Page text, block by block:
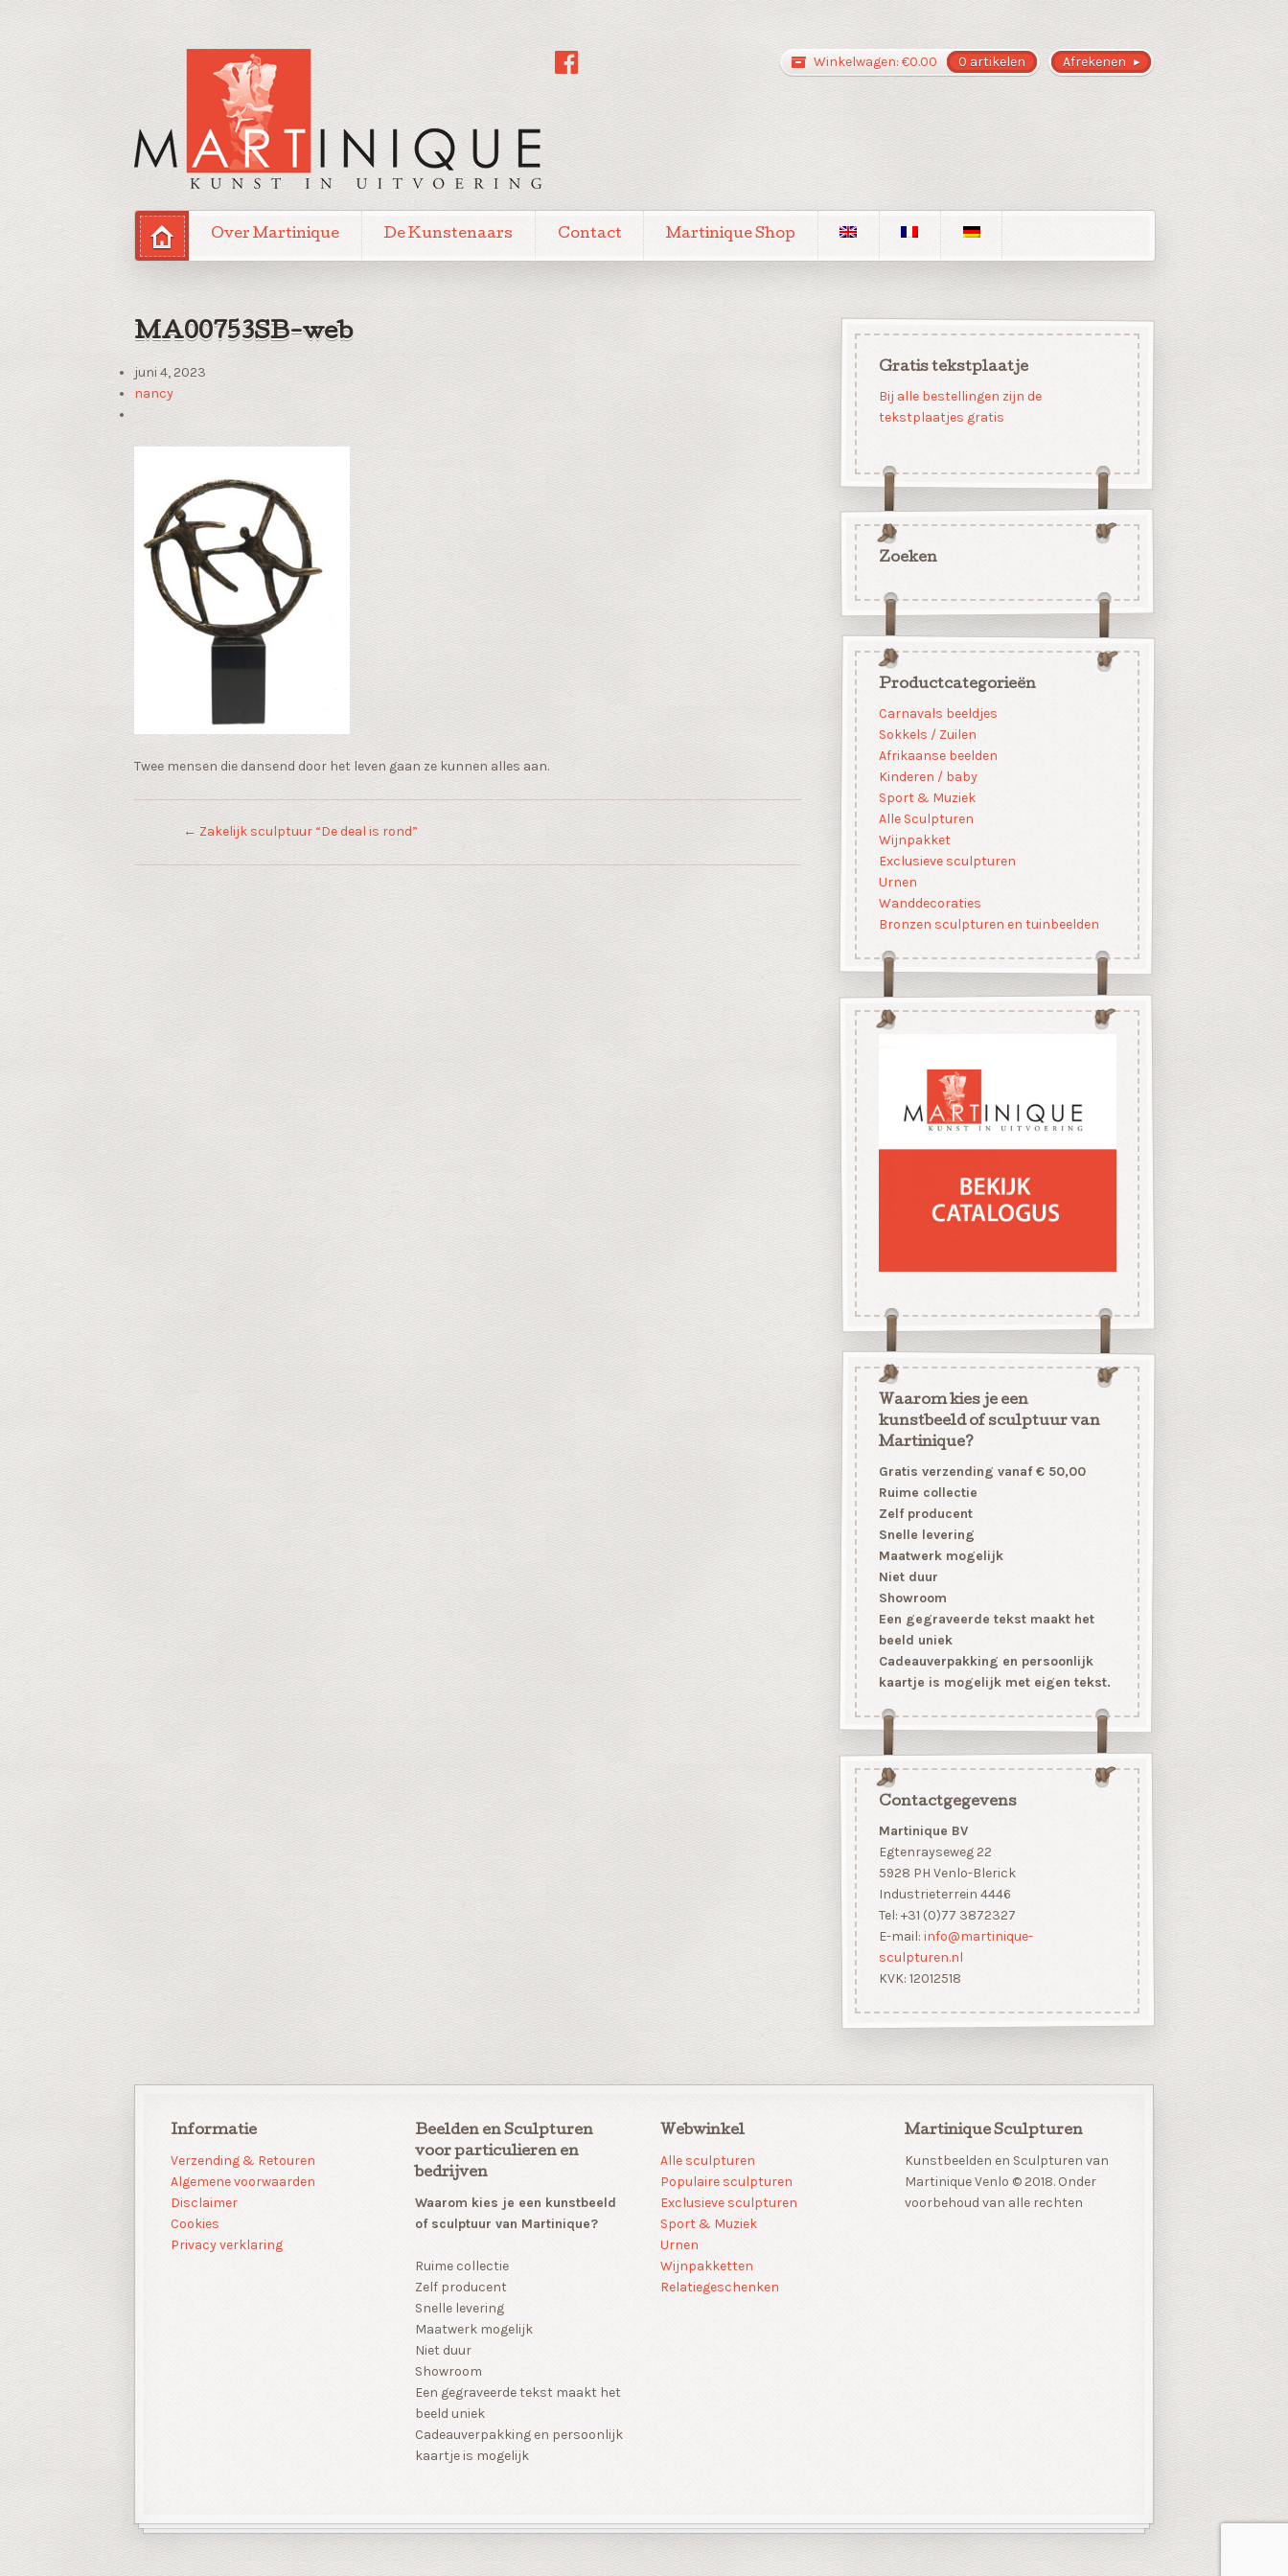
Afrekenen
Winkelwagen: €0.00 0 artikelen
Over Martinique De Kunstenaars Contact Martinique Shop
MA00753SB-web
juni 4, 2023
nancy
Twee mensen die dansend door het leven gaan ze kunnen alles aan.
← Zakelijk sculptuur “De deal is rond”
Gratis tekstplaatje
Bij alle bestellingen zijn de
tekstplaatjes gratis
Zoeken
Productcategorieën
Carnavals beeldjes
Sokkels / Zuilen
Afrikaanse beelden
Kinderen / baby
Sport & Muziek
Alle Sculpturen
Wijnpakket
Exclusieve sculpturen
Urnen
Wanddecoraties
Bronzen sculpturen en tuinbeelden
Waarom kies je een
kunstbeeld of sculptuur van
Martinique?
Gratis verzending vanaf € 50,00
Ruime collectie
Zelf producent
Snelle levering
Maatwerk mogelijk
Niet duur
Showroom
Een gegraveerde tekst maakt het
beeld uniek
Cadeauverpakking en persoonlijk
kaartje is mogelijk met eigen tekst.
Contactgegevens
Martinique BV
Egtenrayseweg 22
5928 PH Venlo-Blerick
Industrieterrein 4446
Tel: +31 (0)77 3872327
E-mail: info@martinique-
sculpturen.nl
KVK: 12012518
Informatie
Verzending & Retouren
Algemene voorwaarden
Disclaimer
Cookies
Privacy verklaring
Beelden en Sculpturen
voor particulieren en
bedrijven
Waarom kies je een kunstbeeld
of sculptuur van Martinique?
Ruime collectie
Zelf producent
Snelle levering
Maatwerk mogelijk
Niet duur
Showroom
Een gegraveerde tekst maakt het
beeld uniek
Cadeauverpakking en persoonlijk
kaartje is mogelijk
Webwinkel
Alle sculpturen
Populaire sculpturen
Exclusieve sculpturen
Sport & Muziek
Urnen
Wijnpakketten
Relatiegeschenken
Martinique Sculpturen
Kunstbeelden en Sculpturen van
Martinique Venlo © 2018. Onder
voorbehoud van alle rechten